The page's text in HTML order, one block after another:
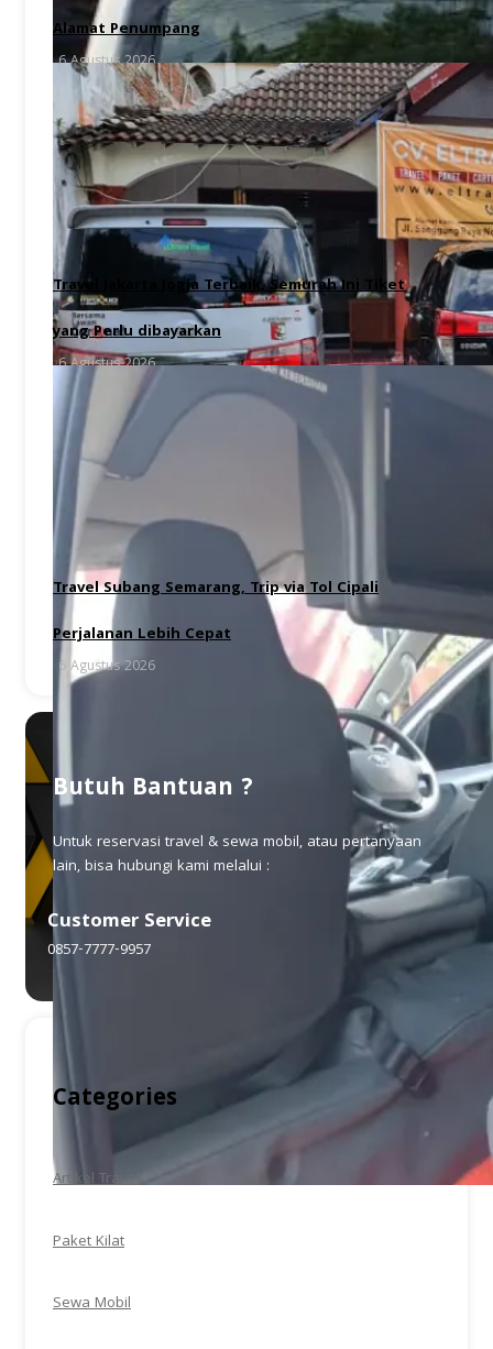
Alamat Penumpang
6 Agustus 2026
Travel Jakarta Jogja Terbaik, Semurah Ini Tiket
yang Perlu dibayarkan
6 Agustus 2026
Travel Subang Semarang, Trip via Tol Cipali
Perjalanan Lebih Cepat
6 Agustus 2026
Butuh Bantuan ?
Untuk reservasi travel & sewa mobil, atau pertanyaan
lain, bisa hubungi kami melalui :
Customer Service
0857-7777-9957
Categories
Artikel Travel
Paket Kilat
Sewa Mobil